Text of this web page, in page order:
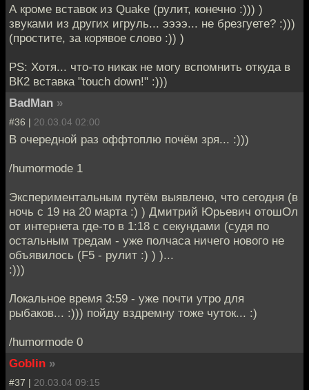
А кроме вставок из Quake (рулит, конечно :))) )
звуками из других игруль... ээээ... не брезгуете? :)))
(простите, за корявое слово :)) )
PS: Хотя... что-то никак не могу вспомнить откуда в
ВК2 вставка "touch down!" :)))
BadMan »
#36 | 20.03.04 02:00
В очередной раз оффтоплю почём зря... :)))
/humormode 1
Экспериментальным путём выявлено, что сегодня (в
ночь с 19 на 20 марта :) ) Дмитрий Юрьевич отошОл
от интернета где-то в 1:18 с секундами (судя по
остальным тредам - уже полчаса ничего нового не
объявилось (F5 - рулит :) ) )...
:)))
Локальное время 3:59 - уже почти утро для
рыбаков... :))) пойду вздремну тоже чуток... :)
/humormode 0
Goblin »
#37 | 20.03.04 09:15